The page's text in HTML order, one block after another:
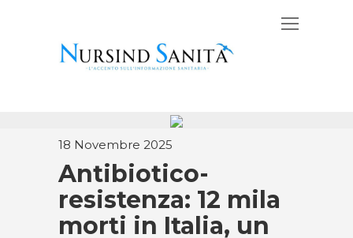
18 Novembre 2025
Antibiotico-
resistenza: 12 mila
morti in Italia, un